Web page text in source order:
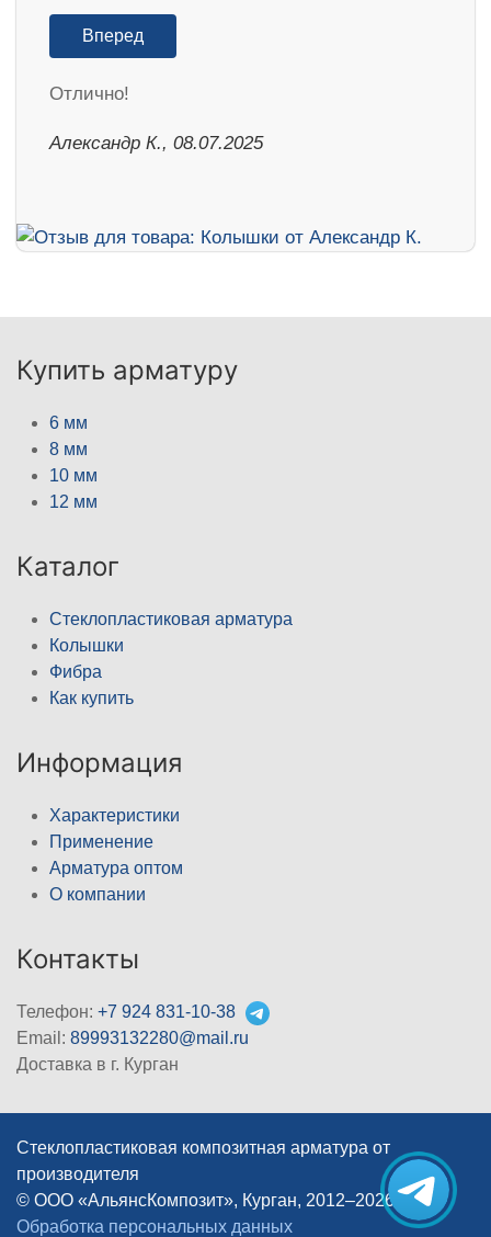
Вперед
Отлично!
Александр К., 08.07.2025
Купить арматуру
6 мм
8 мм
10 мм
12 мм
Каталог
Стеклопластиковая арматура
Колышки
Фибра
Как купить
Информация
Характеристики
Применение
Арматура оптом
О компании
Контакты
Телефон: +7 924 831-10-38
Email: 89993132280@mail.ru
Доставка в г. Курган
Стеклопластиковая композитная арматура от
производителя
© ООО «АльянсКомпозит», Курган, 2012–2026
Обработка персональных данных